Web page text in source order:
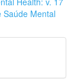
Saúde Mental